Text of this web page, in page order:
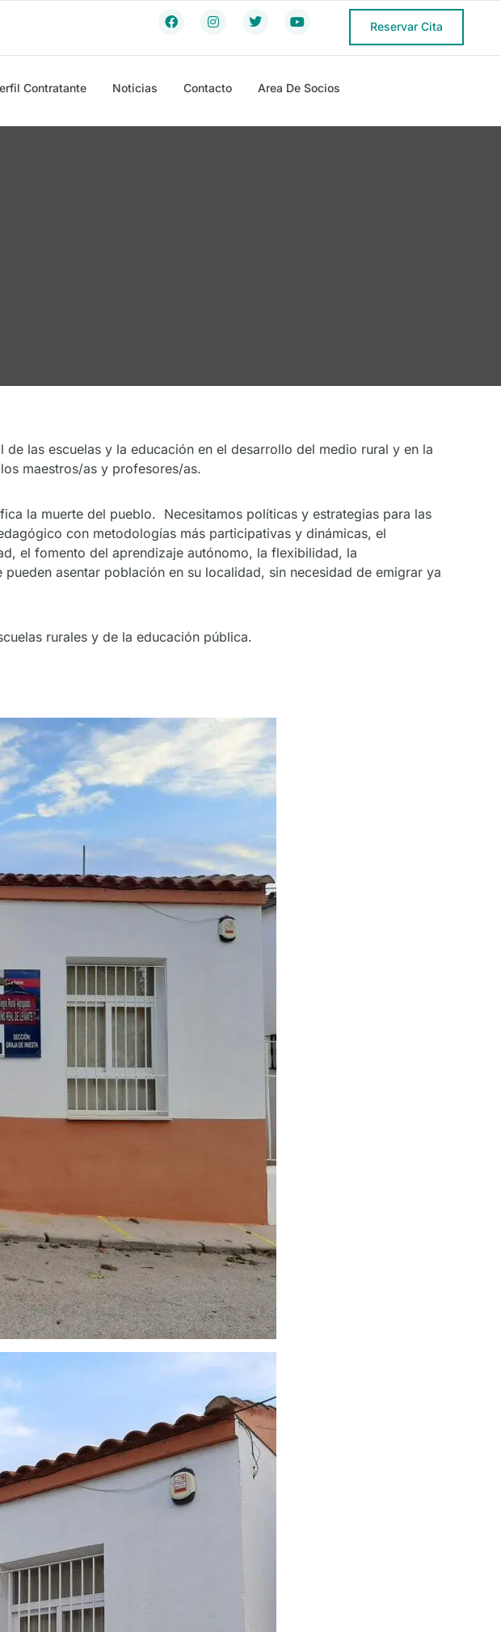
Reservar Cita
Contratante Noticias Contacto Area De Socios
las escuelas y la educación en el desarrollo del medio rural y en la
maestros/as y profesores/as.
la muerte del pueblo. Necesitamos políticas y estrategias para las
con metodologías más participativas y dinámicas, el
el fomento del aprendizaje autónomo, la flexibilidad, la
asentar población en su localidad, sin necesidad de emigrar ya
rurales y de la educación pública.